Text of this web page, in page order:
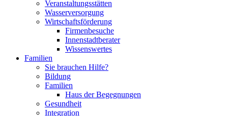
Veranstaltungsstätten
Wasserversorgung
Wirtschaftsförderung
Firmenbesuche
Innenstadtberater
Wissenswertes
Familien
Sie brauchen Hilfe?
Bildung
Familien
Haus der Begegnungen
Gesundheit
Integration